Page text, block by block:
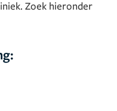
Zoek hieronder